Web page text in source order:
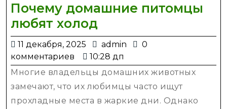
Почему домашние питомцы
любят холодПочему
домашние
питомцы
любят
холод
11 декабря, 2025
11
декабря,
2025
admin admin
0
комментариев
10:28 дп
Многие владельцы домашних животных
замечают, что их любимцы часто ищут
прохладные места в жаркие дни. Однако